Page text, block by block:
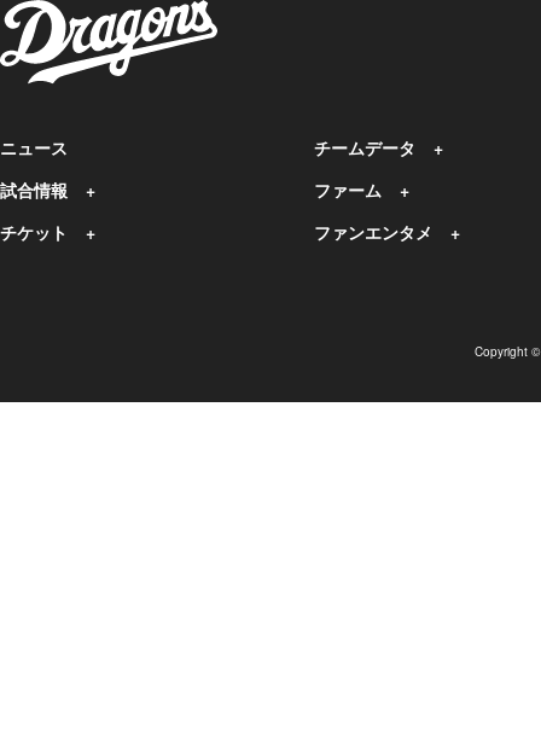
ニュース
試合情報
チケット
チームデータ
ファーム
ファンエンタメ
Copyright